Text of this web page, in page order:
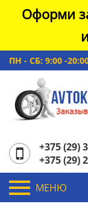
Оформи
ПН - СБ: 9:00 -
+375 (29)
+375 (29)
МЕНЮ